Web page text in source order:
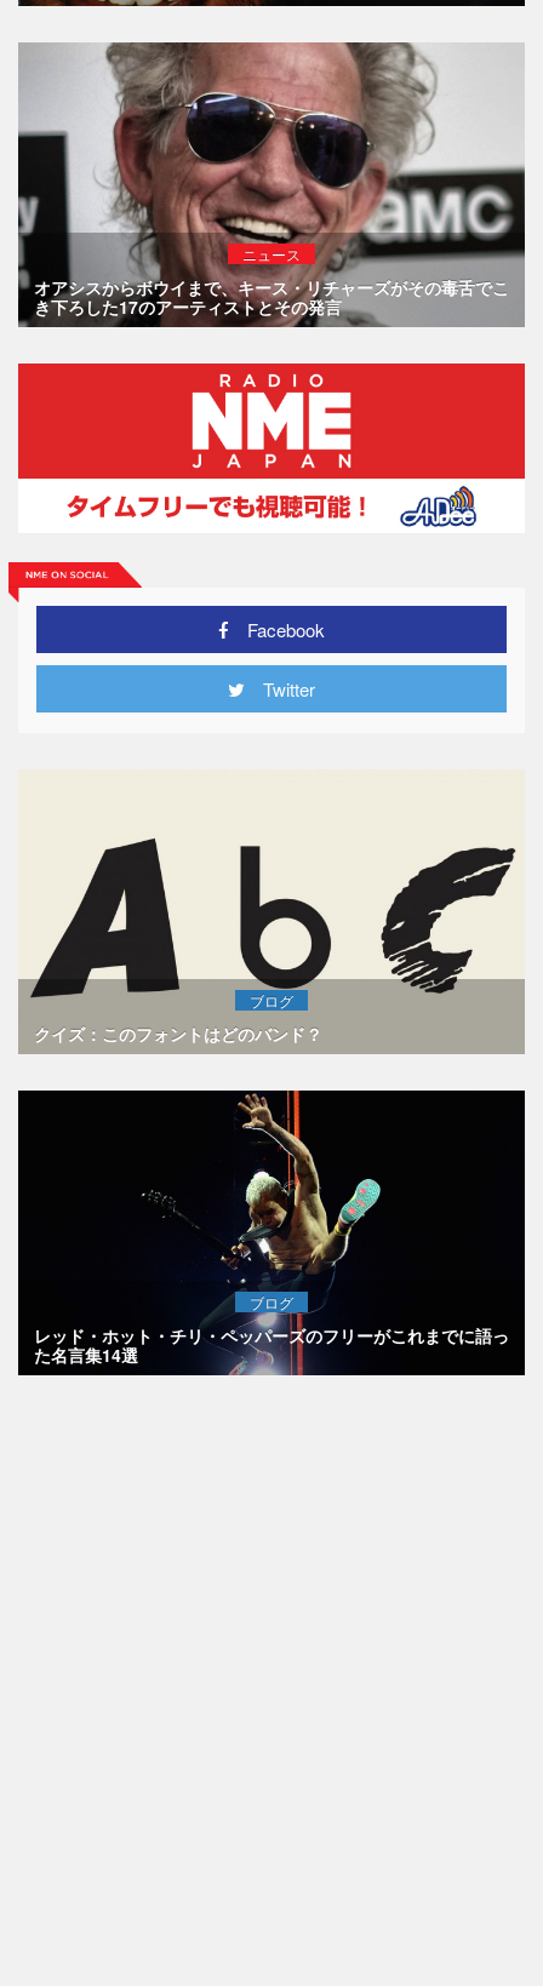
ニュース
オアシスからボウイまで、キース・リチャーズがその毒舌でこ
き下ろした17のアーティストとその発言
Facebook
Twitter
ブログ
クイズ：このフォントはどのバンド？
ブログ
レッド・ホット・チリ・ペッパーズのフリーがこれまでに語っ
た名言集14選